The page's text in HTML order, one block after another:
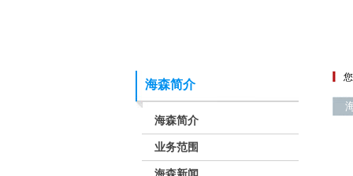
海森简介
海森简介
业务范围